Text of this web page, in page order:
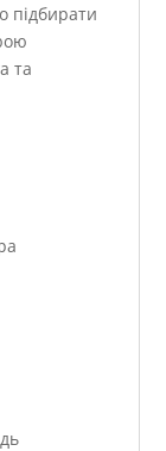
підбирати
та